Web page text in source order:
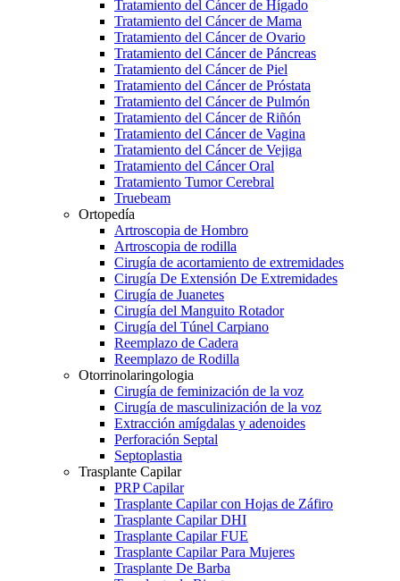
Tratamiento del Cáncer de Hígado
Tratamiento del Cáncer de Mama
Tratamiento del Cáncer de Ovario
Tratamiento del Cáncer de Páncreas
Tratamiento del Cáncer de Piel
Tratamiento del Cáncer de Próstata
Tratamiento del Cáncer de Pulmón
Tratamiento del Cáncer de Riñón
Tratamiento del Cáncer de Vagina
Tratamiento del Cáncer de Vejiga
Tratamiento del Cáncer Oral
Tratamiento Tumor Cerebral
Truebeam
Ortopedía
Artroscopia de Hombro
Artroscopia de rodilla
Cirugía de acortamiento de extremidades
Cirugía De Extensión De Extremidades
Cirugía de Juanetes
Cirugía del Manguito Rotador
Cirugía del Túnel Carpiano
Reemplazo de Cadera
Reemplazo de Rodilla
Otorrinolaringologia
Cirugía de feminización de la voz
Cirugía de masculinización de la voz
Extracción amígdalas y adenoides
Perforación Septal
Septoplastia
Trasplante Capilar
PRP Capilar
Trasplante Capilar con Hojas de Záfiro
Trasplante Capilar DHI
Trasplante Capilar FUE
Trasplante Capilar Para Mujeres
Trasplante De Barba